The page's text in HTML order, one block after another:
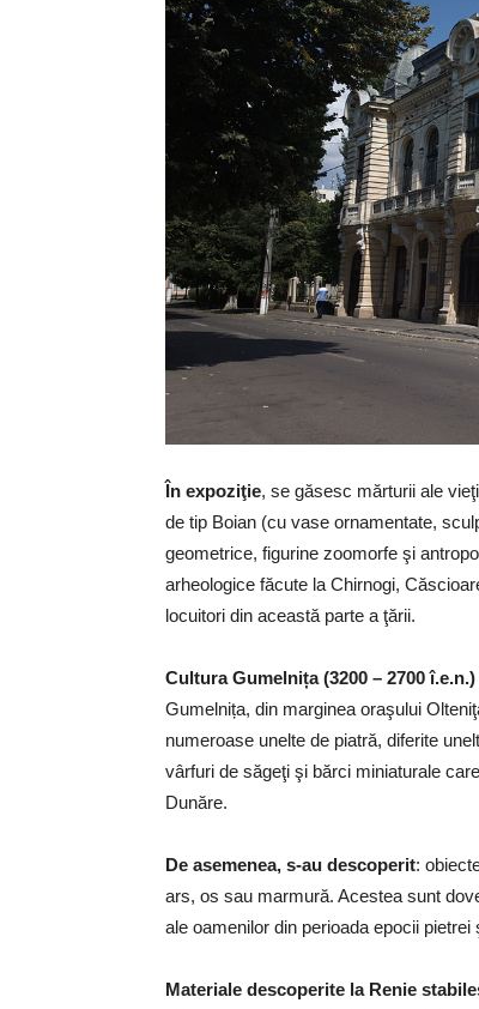
În expoziţie, se găsesc mărturii ale
de tip Boian (cu vase ornamentate,
geometrice, figurine zoomorfe şi
arheologice făcute la Chirnogi,
locuitori din această parte a ţării.
Cultura Gumelnița (3200 – 2700
Gumelnița, din marginea oraşului
numeroase unelte de piatră, diferite
vârfuri de săgeţi şi bărci miniaturale
Dunăre.
De asemenea, s-au descoperit:
ars, os sau marmură. Acestea sunt
ale oamenilor din perioada epocii pietrei
Materiale descoperite la Renie